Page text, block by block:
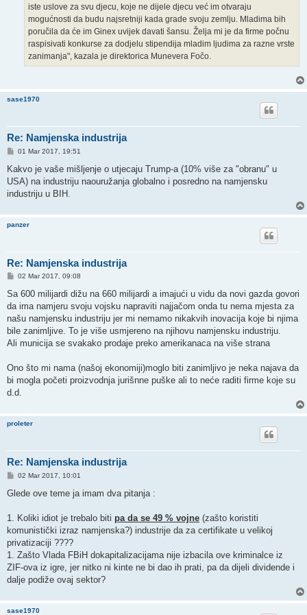
iste uslove za svu djecu, koje ne dijele djecu već im otvaraju
mogućnosti da budu najsretniji kada grade svoju zemlju. Mladima bih
poručila da će im Ginex uvijek davati šansu. Želja mi je da firme počnu
raspisivati konkurse za dodjelu stipendija mladim ljudima za razne vrste
zanimanja", kazala je direktorica Munevera Fočo.
sase1970
Re: Namjenska industrija
P
s
01 Mar 2017, 19:51
Kakvo je vaše mišljenje o utjecaju Trump-a (10% više za "obranu" u
USA) na industriju naouružanja globalno i posredno na namjensku
industriju u BIH.
panzer
Re: Namjenska industrija
P
s
02 Mar 2017, 09:08
Sa 600 milijardi dižu na 660 milijardi a imajući u vidu da novi gazda govori
da ima namjeru svoju vojsku napraviti najjačom onda tu nema mjesta za
našu namjensku industriju jer mi nemamo nikakvih inovacija koje bi njima
bile zanimljive. To je više usmjereno na njihovu namjensku industriju.
Ali municija se svakako prodaje preko amerikanaca na više strana
Ono što mi nama (našoj ekonomiji)moglo biti zanimljivo je neka najava da
bi mogla početi proizvodnja jurišnne puške ali to neće raditi firme koje su
d.d.
proleter
Re: Namjenska industrija
P
s
02 Mar 2017, 10:01
Glede ove teme ja imam dva pitanja :
1. Koliki idiot je trebalo biti pa da se 49 % vojne (zašto koristiti
komunistički izraz namjenska?) industrije da za certifikate u velikoj
privatizaciji ????
1. Zašto Vlada FBiH dokapitalizacijama nije izbacila ove kriminalce iz
ZIF-ova iz igre, jer nitko ni kinte ne bi dao ih prati, pa da dijeli dividende i
dalje podiže ovaj sektor?
sase1970